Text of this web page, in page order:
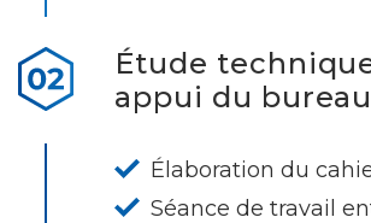
Étude
appui du
Élaboration du
Séance de travail